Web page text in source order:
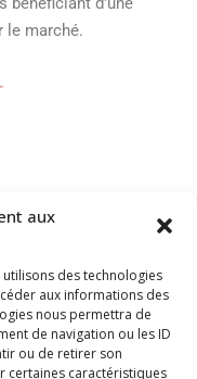
aux
des technologies
aux informations des
nous permettra de
de navigation ou les ID
ou de retirer son
certaines caractéristiques
le marché.
de la
couvrant les
la Mode, du Textile
les concepts